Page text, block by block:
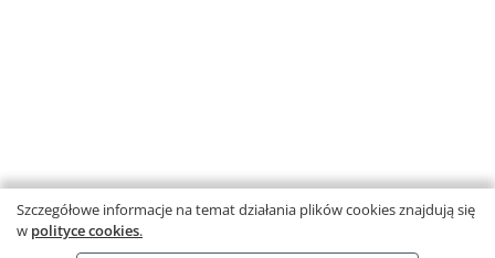
Copyright © by Gdańskie Wydawnictwo Oświatowe - 2026
Szczegółowe informacje na temat działania plików cookies znajdują się
w polityce cookies.